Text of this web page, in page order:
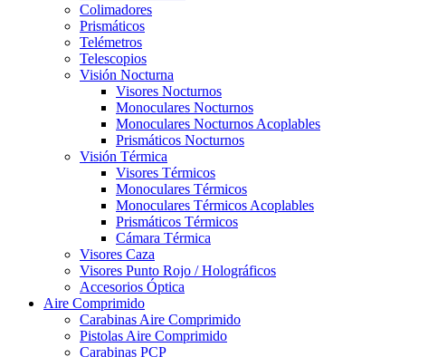
Colimadores
Prismáticos
Telémetros
Telescopios
Visión Nocturna
Visores Nocturnos
Monoculares Nocturnos
Monoculares Nocturnos Acoplables
Prismáticos Nocturnos
Visión Térmica
Visores Térmicos
Monoculares Térmicos
Monoculares Térmicos Acoplables
Prismáticos Térmicos
Cámara Térmica
Visores Caza
Visores Punto Rojo / Holográficos
Accesorios Óptica
Aire Comprimido
Carabinas Aire Comprimido
Pistolas Aire Comprimido
Carabinas PCP